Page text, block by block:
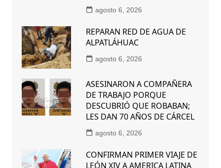
agosto 6, 2026
REPARAN RED DE AGUA DE
ALPATLÁHUAC
agosto 6, 2026
ASESINARON A COMPAÑERA
DE TRABAJO PORQUE
DESCUBRIÓ QUE ROBABAN;
LES DAN 70 AÑOS DE CÁRCEL
agosto 6, 2026
CONFIRMAN PRIMER VIAJE DE
LEÓN XIV A AMERICA LATINA